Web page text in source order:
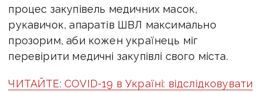
процес закупівель медичних масок,
рукавичок, апаратів ШВЛ максимально
прозорим, аби кожен українець міг
перевірити медичні закупівлі свого міста.
ЧИТАЙТЕ: COVID-19 в Україні: відслідковувати